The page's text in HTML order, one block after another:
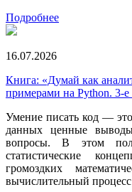
Подробнее
16.07.2026
Книга: «Думай как
примерами на Python. 3-е
Умение писать код —
данных ценные
вопросы. В этом
статистические
громоздких
вычислительный